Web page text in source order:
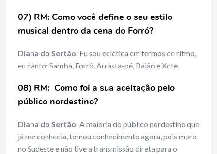
07) RM: Como você define o seu estilo
musical dentro da cena do Forró?
Diana do Sertão: Eu sou eclética em termos de ritmo,
eu canto: Samba, Forró, Arrasta-pé, Baião e Xote.
08) RM: Como foi a sua aceitação pelo
público nordestino?
Diana do Sertão:A maioria do público nordestino que
já me conhecia, tomou conhecimento agora, pois moro
no Sudeste e não tive a transmissão direta para o